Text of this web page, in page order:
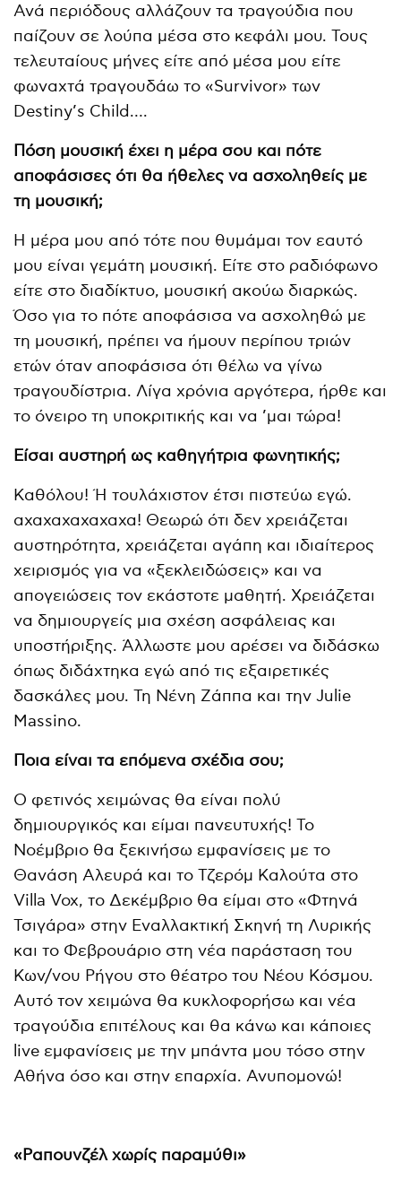
Ανά περιόδους αλλάζουν τα τραγούδια που
παίζουν σε λούπα μέσα στο κεφάλι μου. Τους
τελευταίους μήνες είτε από μέσα μου είτε
φωναχτά τραγουδάω το «Survivor» των
Destiny’s Child….
Πόση μουσική έχει η μέρα σου και πότε
αποφάσισες ότι θα ήθελες να ασχοληθείς με
τη μουσική;
H μέρα μου από τότε που θυμάμαι τον εαυτό
μου είναι γεμάτη μουσική. Είτε στο ραδιόφωνο
είτε στο διαδίκτυο, μουσική ακούω διαρκώς.
Όσο για το πότε αποφάσισα να ασχοληθώ με
τη μουσική, πρέπει να ήμουν περίπου τριών
ετών όταν αποφάσισα ότι θέλω να γίνω
τραγουδίστρια. Λίγα χρόνια αργότερα, ήρθε και
το όνειρο τη υποκριτικής και να ’μαι τώρα!
Είσαι αυστηρή ως καθηγήτρια φωνητικής;
Καθόλου! Ή τουλάχιστον έτσι πιστεύω εγώ.
αχαχαχαχαχαχα! Θεωρώ ότι δεν χρειάζεται
αυστηρότητα, χρειάζεται αγάπη και ιδιαίτερος
χειρισμός για να «ξεκλειδώσεις» και να
απογειώσεις τον εκάστοτε μαθητή. Χρειάζεται
να δημιουργείς μια σχέση ασφάλειας και
υποστήριξης. Άλλωστε μου αρέσει να διδάσκω
όπως διδάχτηκα εγώ από τις εξαιρετικές
δασκάλες μου. Τη Νένη Ζάππα και την Julie
Massino.
Ποια είναι τα επόμενα σχέδια σου;
Ο φετινός χειμώνας θα είναι πολύ
δημιουργικός και είμαι πανευτυχής! Το
Νοέμβριο θα ξεκινήσω εμφανίσεις με το
Θανάση Αλευρά και το Τζερόμ Καλούτα στο
Villa Vox, το Δεκέμβριο θα είμαι στο «Φτηνά
Τσιγάρα» στην Εναλλακτική Σκηνή τη Λυρικής
και το Φεβρουάριο στη νέα παράσταση του
Κων/νου Ρήγου στο θέατρο του Νέου Κόσμου.
Αυτό τον χειμώνα θα κυκλοφορήσω και νέα
τραγούδια επιτέλους και θα κάνω και κάποιες
live εμφανίσεις με την μπάντα μου τόσο στην
Αθήνα όσο και στην επαρχία. Ανυπομονώ!
«Ραπουνζέλ χωρίς παραμύθι»